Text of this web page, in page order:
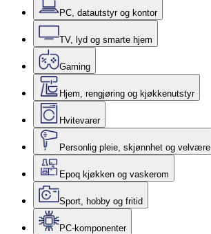
PC, datautstyr og kontor
TV, lyd og smarte hjem
Gaming
Hjem, rengjøring og kjøkkenutstyr
Hvitevarer
Personlig pleie, skjønnhet og velvære
Epoq kjøkken og vaskerom
Sport, hobby og fritid
PC-komponenter